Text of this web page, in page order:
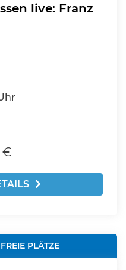
live: Franz
€
FREIE PLÄTZE